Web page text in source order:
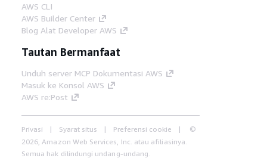
AWS CLI
AWS Builder Center
Blog Alat Developer AWS
Tautan Bermanfaat
Unduh server MCP Dokumentasi AWS
Masuk ke Konsol AWS
AWS re:Post
Privasi Syarat situs Preferensi cookie
©
2026, Amazon Web Services, Inc. atau afiliasinya.
Semua hak dilindungi undang-undang.